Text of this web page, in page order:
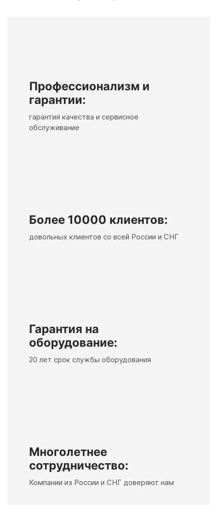
Профессионализм и
гарантии:
гарантия качества и сервисное
обслуживание
Более 10000 клиентов:
довольных клиентов со всей России и СНГ
Гарантия на
оборудование:
20 лет срок службы оборудования
Многолетнее
сотрудничество:
Компании из России и СНГ доверяют нам